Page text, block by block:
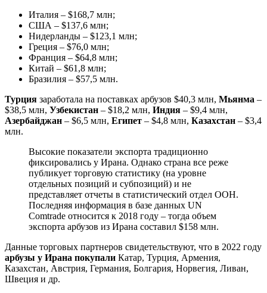
Италия – $168,7 млн;
США – $137,6 млн;
Нидерланды – $123,1 млн;
Греция – $76,0 млн;
Франция – $64,8 млн;
Китай – $61,8 млн;
Бразилия – $57,5 млн.
Турция заработала на поставках арбузов $40,3 млн, Мьянма –
$38,5 млн, Узбекистан – $18,2 млн, Индия – $9,4 млн,
Азербайджан – $6,5 млн, Египет – $4,8 млн, Казахстан – $3,4
млн.
Высокие показатели экспорта традиционно
фиксировались у Ирана. Однако страна все реже
публикует торговую статистику (на уровне
отдельных позиций и субпозиций) и не
представляет отчеты в статистический отдел ООН.
Последняя информация в базе данных UN
Comtrade относится к 2018 году – тогда объем
экспорта арбузов из Ирана составил $158 млн.
Данные торговых партнеров свидетельствуют, что в 2022 году
арбузы у Ирана покупали Катар, Турция, Армения,
Казахстан, Австрия, Германия, Болгария, Норвегия, Ливан,
Швеция и др.